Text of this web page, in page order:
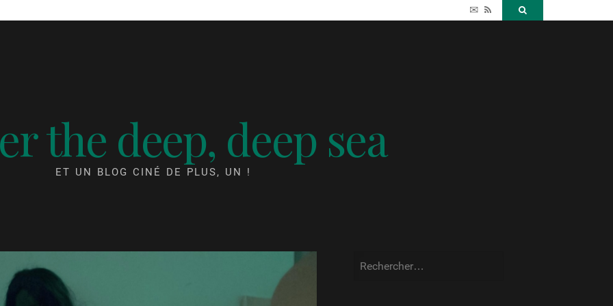
✉ RSS
the deep, deep sea
ET UN BLOG CINÉ DE PLUS, UN !